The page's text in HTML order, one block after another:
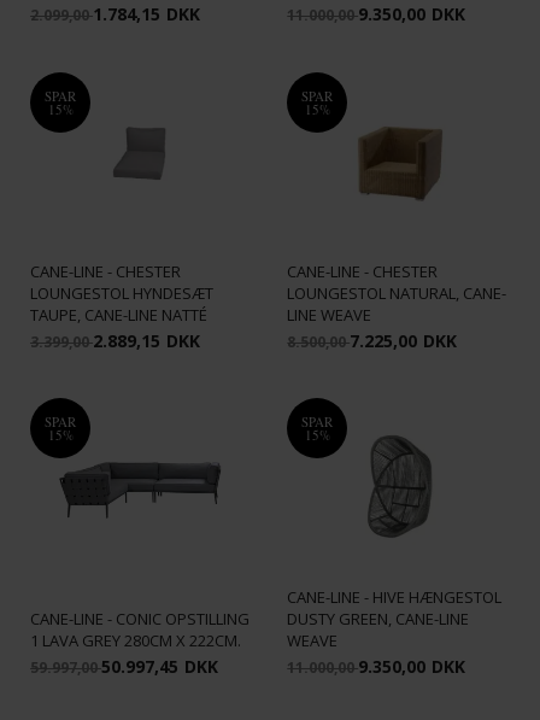
2.099,001.784,15 DKK 11.000,009.350,00 DKK
SPAR
15%
CANE-LINE - CHESTER
LOUNGESTOL HYNDESÆT
TAUPE, CANE-LINE NATTÉ
3.399,002.889,15 DKK
SPAR
15%
CANE-LINE - CHESTER
LOUNGESTOL NATURAL, CANE-
LINE WEAVE
8.500,007.225,00 DKK
SPAR
15%
CANE-LINE - CONIC OPSTILLING
1 LAVA GREY 280CM X 222CM.
59.997,0050.997,45 DKK
SPAR
15%
CANE-LINE - HIVE HÆNGESTOL
DUSTY GREEN, CANE-LINE
WEAVE
11.000,009.350,00 DKK